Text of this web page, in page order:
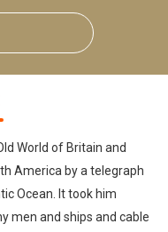
World of Britain and
America by a telegraph
Ocean. It took him
men and ships and cable